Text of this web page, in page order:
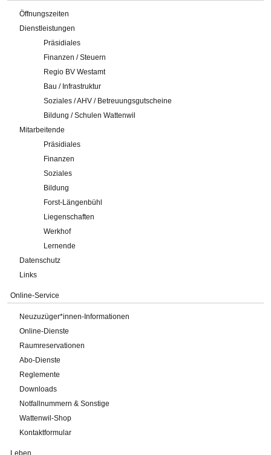
Öffnungszeiten
Dienstleistungen
Präsidiales
Finanzen / Steuern
Regio BV Westamt
Bau / Infrastruktur
Soziales / AHV / Betreuungsgutscheine
Bildung / Schulen Wattenwil
Mitarbeitende
Präsidiales
Finanzen
Soziales
Bildung
Forst-Längenbühl
Liegenschaften
Werkhof
Lernende
Datenschutz
Links
Online-Service
Neuzuzüger*innen-Informationen
Online-Dienste
Raumreservationen
Abo-Dienste
Reglemente
Downloads
Notfallnummern & Sonstige
Wattenwil-Shop
Kontaktformular
Leben